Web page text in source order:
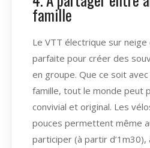
famille
Le VTT électrique sur
parfaite pour créer des
en groupe. Que ce soit
famille, tout le monde peut
convivial et original. Les
pouces permettent même
participer (à partir d’1m30),